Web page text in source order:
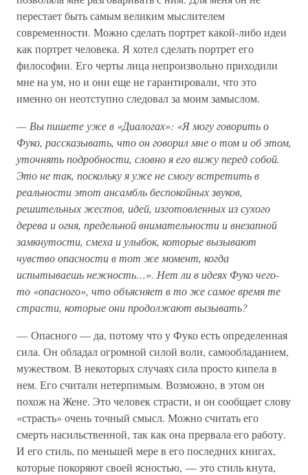
перестает быть самым великим мыслителем
современности. Можно сделать портрет какой-либо идеи
как портрет человека. Я хотел сделать портрет его
философии. Его черты лица непроизвольно приходили
мне на ум, но и они еще не гарантировали, что это
именно он неотступно следовал за моим замыслом.
— Вы пишете уже в «Диалогах»: «Я могу говорить о
Фуко, рассказывать, что он говорил мне о том и об этом,
уточнять подробности, словно я его вижу перед собой.
Это не так, поскольку я уже не смогу встретить в
реальности этот ансамбль беспокойных звуков,
решительных жестов, идей, изготовленных из сухого
дерева и огня, предельной внимательности и внезапной
замкнутости, смеха и улыбок, которые вызывают
чувство опасности в тот же момент, когда
испытываешь нежность…». Нет ли в идеях Фуко чего-
то «опасного», что объясняет в то же самое время те
страсти, которые они продолжают вызывать?
— Опасного — да, потому что у Фуко есть определенная
сила. Он обладал огромной силой воли, самообладанием,
мужеством. В некоторых случаях сила просто кипела в
нем. Его считали нетерпимым. Возможно, в этом он
похож на Жене. Это человек страсти, и он сообщает слову
«страсть» очень точный смысл. Можно считать его
смерть насильственной, так как она прервала его работу.
И его стиль, по меньшей мере в его последних книгах,
которые покоряют своей ясностью, — это стиль кнута,